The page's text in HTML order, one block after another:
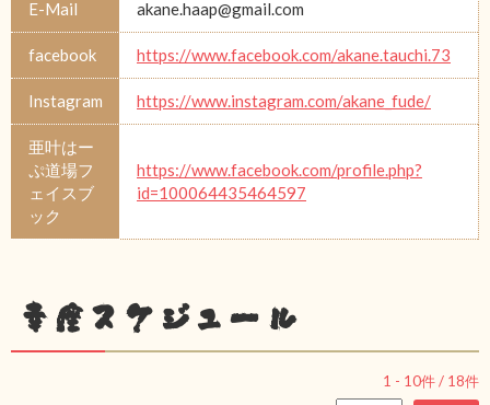
E-Mail akane.haap@gmail.com
facebook https://www.facebook.com/akane.tauchi.73
Instagram https://www.instagram.com/akane_fude/
亜叶はー
ぷ道場フ
ェイスブ
ック
https://www.facebook.com/profile.php?
id=100064435464597
幸座スケジュール
1 - 10件 / 18件